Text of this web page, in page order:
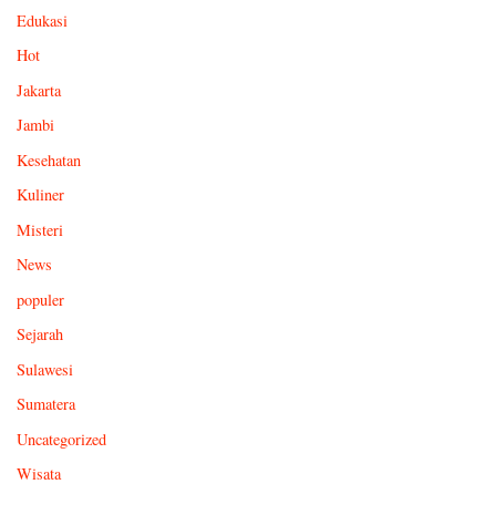
Edukasi
Hot
Jakarta
Jambi
Kesehatan
Kuliner
Misteri
News
populer
Sejarah
Sulawesi
Sumatera
Uncategorized
Wisata